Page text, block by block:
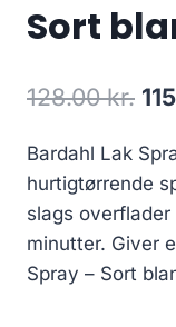
Sort
128.00kr.
Bardahl Lak
hurtigtørrende
slags
minutter. Giver
Spray – Sort